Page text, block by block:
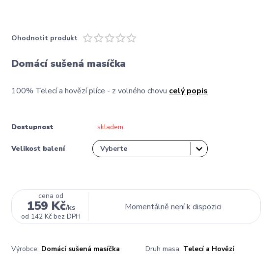
Ohodnotit produkt
Domácí sušená masíčka
100% Telecí a hovězí plíce - z volného chovu celý popis
Dostupnost skladem
Velikost balení
cena od
159 Kč/ks
od 142 Kč bez DPH
Momentálně není k dispozici
Výrobce: Domácí sušená masíčka Druh masa: Telecí a Hovězí